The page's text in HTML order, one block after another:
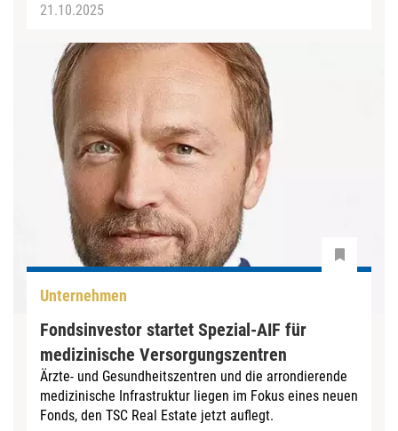
21.10.2025
Unternehmen
Fondsinvestor startet Spezial-AIF für
medizinische Versorgungszentren
Ärzte- und Gesundheitszentren und die arrondierende
medizinische Infrastruktur liegen im Fokus eines neuen
Fonds, den TSC Real Estate jetzt auflegt.